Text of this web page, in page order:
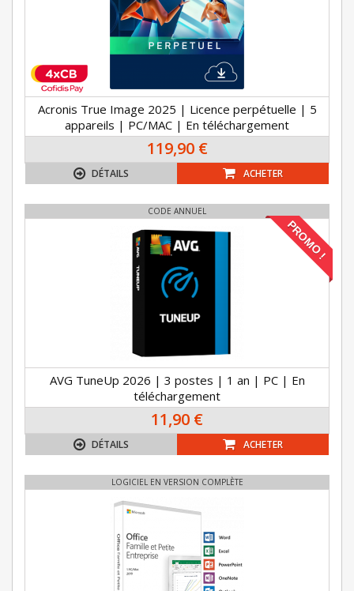
Acronis True Image 2025 | Licence perpétuelle | 5
appareils | PC/MAC | En téléchargement
119,90 €
DÉTAILS ACHETER
CODE ANNUEL
PROMO !
AVG TuneUp 2026 | 3 postes | 1 an | PC | En
téléchargement
11,90 €
DÉTAILS ACHETER
LOGICIEL EN VERSION COMPLÈTE